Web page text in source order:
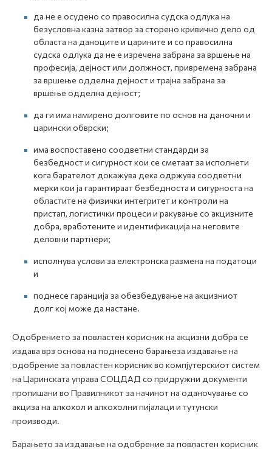
да не е осудено со правосилна судска одлука на
безусловна казна затвор за сторено кривично дело од
областа на даноците и царините и со правосилна
судска одлука да не е изречена забрана за вршење на
професија, дејност или должност, привремена забрана
за вршење одделна дејност и трајна забрана за
вршење одделна дејност;
да ги има намирено долговите по основ на даночни и
царински обврски;
има воспоставено соодветни стандарди за
безбедност и сигурност кои се сметаат за исполнети
кога барателот докажува дека одржува соодветни
мерки кои ја гарантираат безбедноста и сигурноста на
областите на физички интегритет и контроли на
пристап, логистички процеси и ракување со акцизните
добра, вработените и идентификација на неговите
деловни партнери;
исполнува услови за електронска размена на податоци
и
поднесе гаранција за обезбедување на акцизниот
долг кој може да настане.
Одобрението за повластен корисник на акцизни добра се
издава врз основа на поднесено барањеза издавање на
одобрение за повластен корисник во компјутерскиот систем
на Царинската управа СОЦДАД со придружни документи
пропишани во Правилникот за начинот на оданочување со
акциза на алкохол и алкохолни пијалаци и тутунски
производи.
Барањето за издавање на одобрение за повластен корисник